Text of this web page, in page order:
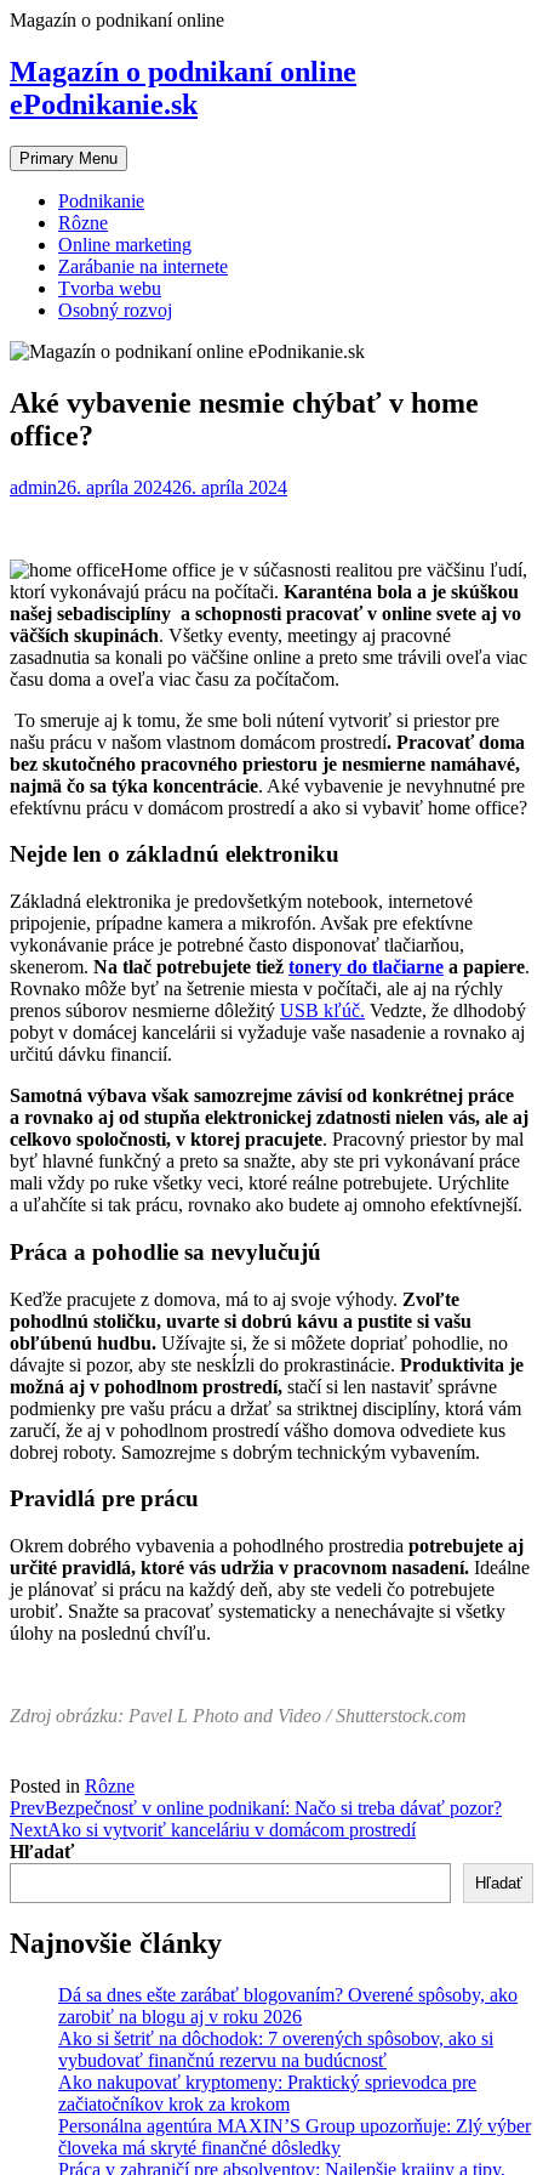
Skip
content
Magazín o podnikaní online
Magazín o podnikaní online
ePodnikanie.sk
Primary Menu
Podnikanie
Rôzne
Online marketing
Zarábanie na internete
Tvorba webu
Osobný rozvoj
Aké vybavenie nesmie chýbať v home
office?
admin26. apríla 202426. apríla 2024
Home office je v súčasnosti realitou pre väčšinu ľudí,
ktorí vykonávajú prácu na počítači. Karanténa bola a je skúškou
našej sebadisciplíny a schopnosti pracovať v online svete aj vo
väčších skupinách. Všetky eventy, meetingy aj pracovné
zasadnutia sa konali po väčšine online a preto sme trávili oveľa viac
času doma a oveľa viac času za počítačom.
To smeruje aj k tomu, že sme boli nútení vytvoriť si priestor pre
našu prácu v našom vlastnom domácom prostredí. Pracovať doma
bez skutočného pracovného priestoru je nesmierne namáhavé,
najmä čo sa týka koncentrácie. Aké vybavenie je nevyhnutné pre
efektívnu prácu v domácom prostredí a ako si vybaviť home office?
Nejde len o základnú elektroniku
Základná elektronika je predovšetkým notebook, internetové
pripojenie, prípadne kamera a mikrofón. Avšak pre efektívne
vykonávanie práce je potrebné často disponovať tlačiarňou,
skenerom. Na tlač potrebujete tiež tonery do tlačiarne a papiere.
Rovnako môže byť na šetrenie miesta v počítači, ale aj na rýchly
prenos súborov nesmierne dôležitý USB kľúč. Vedzte, že dlhodobý
pobyt v domácej kancelárii si vyžaduje vaše nasadenie a rovnako aj
určitú dávku financií.
Samotná výbava však samozrejme závisí od konkrétnej práce
a rovnako aj od stupňa elektronickej zdatnosti nielen vás, ale aj
celkovo spoločnosti, v ktorej pracujete. Pracovný priestor by mal
byť hlavné funkčný a preto sa snažte, aby ste pri vykonávaní práce
mali vždy po ruke všetky veci, ktoré reálne potrebujete. Urýchlite
a uľahčíte si tak prácu, rovnako ako budete aj omnoho efektívnejší.
Práca a pohodlie sa nevylučujú
Keďže pracujete z domova, má to aj svoje výhody. Zvoľte
pohodlnú stoličku, uvarte si dobrú kávu a pustite si vašu
obľúbenú hudbu. Užívajte si, že si môžete dopriať pohodlie, no
dávajte si pozor, aby ste neskĺzli do prokrastinácie. Produktivita je
možná aj v pohodlnom prostredí, stačí si len nastaviť správne
podmienky pre vašu prácu a držať sa striktnej disciplíny, ktorá vám
zaručí, že aj v pohodlnom prostredí vášho domova odvediete kus
dobrej roboty. Samozrejme s dobrým technickým vybavením.
Pravidlá pre prácu
Okrem dobrého vybavenia a pohodlného prostredia potrebujete aj
určité pravidlá, ktoré vás udržia v pracovnom nasadení. Ideálne
je plánovať si prácu na každý deň, aby ste vedeli čo potrebujete
urobiť. Snažte sa pracovať systematicky a nenechávajte si všetky
úlohy na poslednú chvíľu.
Zdroj obrázku: Pavel L Photo and Video / Shutterstock.com
Posted in Rôzne
Post
navigation
PrevBezpečnosť v online podnikaní: Načo si treba dávať pozor?
NextAko si vytvoriť kanceláriu v domácom prostredí
Hľadať
Hľadať
Najnovšie články
Dá sa dnes ešte zarábať blogovaním? Overené spôsoby, ako
zarobiť na blogu aj v roku 2026
Ako si šetriť na dôchodok: 7 overených spôsobov, ako si
vybudovať finančnú rezervu na budúcnosť
Ako nakupovať kryptomeny: Praktický sprievodca pre
začiatočníkov krok za krokom
Personálna agentúra MAXIN’S Group upozorňuje: Zlý výber
človeka má skryté finančné dôsledky
Práca v zahraničí pre absolventov: Najlepšie krajiny a tipy,